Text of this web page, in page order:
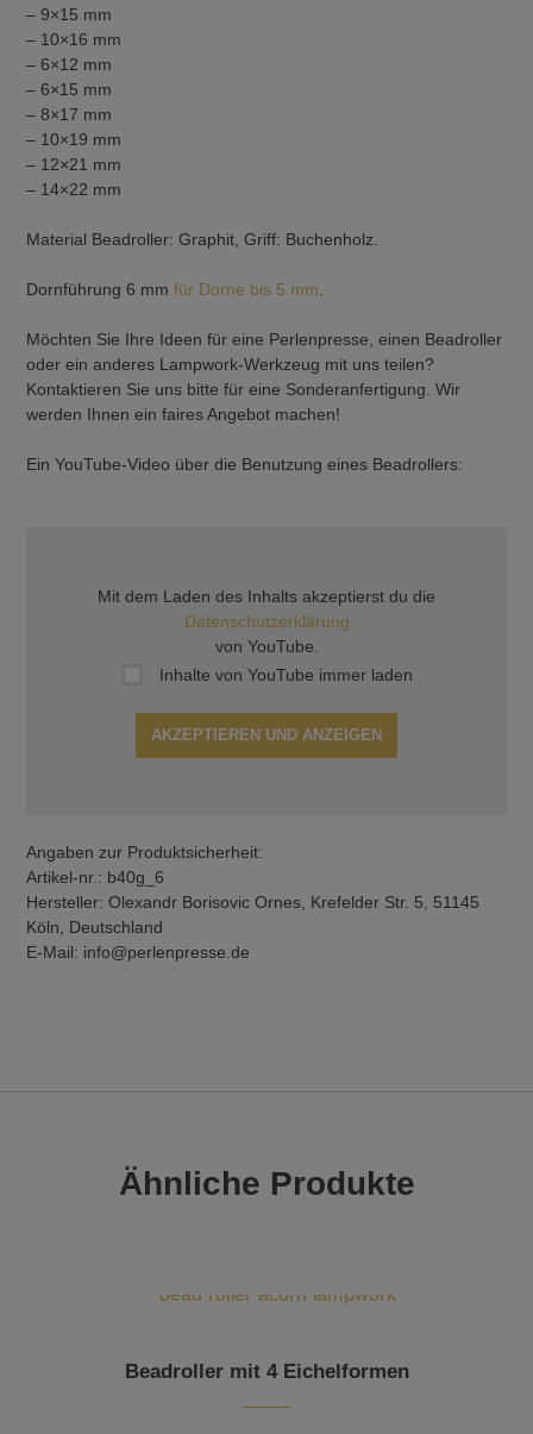
– 9×15 mm
– 10×16 mm
– 6×12 mm
– 6×15 mm
– 8×17 mm
– 10×19 mm
– 12×21 mm
– 14×22 mm
Material Beadroller: Graphit, Griff: Buchenholz.
Dornführung 6 mmfür Dorne bis 5 mm
Möchten Sie Ihre Ideen für eine Perlenpresse, einen Beadroller
oder ein anderes Lampwork-Werkzeug mit uns teilen?
Kontaktieren Sie uns bitte für eine Sonderanfertigung. Wir
werden Ihnen ein faires Angebot machen!
Ein YouTube-Video über die Benutzung eines Beadrollers:
Mit dem Laden des Inhalts akzeptierst du die
Datenschutzerklärung
von YouTube.
Inhalte von YouTube immer laden
AKZEPTIEREN UND ANZEIGEN
Angaben zur Produktsicherheit:
Artikel-nr.: b40g_6
Hersteller: Olexandr Borisovic Ornes, Krefelder Str. 5, 51145
Köln, Deutschland
E-Mail: info@perlenpresse.de
Ähnliche Produkte
Beadroller mit 4 Eichelformen